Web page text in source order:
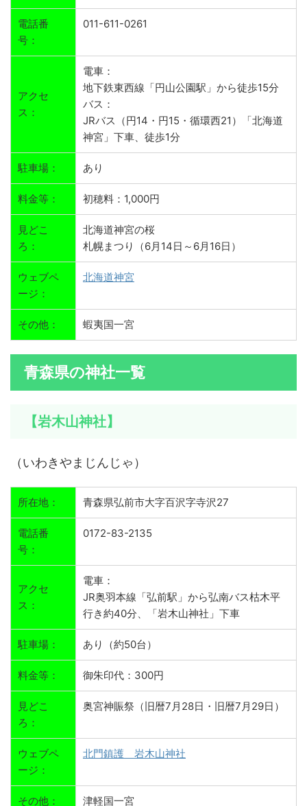
電話番
号：
011-611-0261
アクセ
ス：
電車：
地下鉄東西線「円山公園駅」から徒歩15分
バス：
JRバス（円14・円15・循環西21）「北海道
神宮」下車、徒歩1分
駐車場： あり
料金等： 初穂料：1,000円
見どこ
ろ：
北海道神宮の桜
札幌まつり（6月14日～6月16日）
ウェブペ
ージ：
北海道神宮
その他： 蝦夷国一宮
青森県の神社一覧
【岩木山神社】
（いわきやまじんじゃ）
所在地： 青森県弘前市大字百沢字寺沢27
電話番
号：
0172-83-2135
アクセ
ス：
電車：
JR奥羽本線「弘前駅」から弘南バス枯木平
行き約40分、「岩木山神社」下車
駐車場： あり（約50台）
料金等： 御朱印代：300円
見どこ
ろ：
奥宮神賑祭（旧暦7月28日・旧暦7月29日）
ウェブペ
ージ：
北門鎮護 岩木山神社
その他： 津軽国一宮